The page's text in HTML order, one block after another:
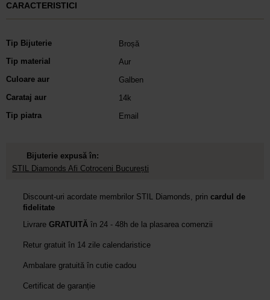
CARACTERISTICI
Tip Bijuterie
Broșă
Tip material
Aur
Culoare aur
Galben
Carataj aur
14k
Tip piatra
Email
Bijuterie expusă în:
STIL Diamonds Afi Cotroceni București
Discount-uri acordate membrilor STIL Diamonds, prin cardul de
fidelitate
Livrare GRATUITĂ în 24 - 48h de la plasarea comenzii
Retur gratuit în 14 zile calendaristice
Ambalare gratuită în cutie cadou
Certificat de garanție